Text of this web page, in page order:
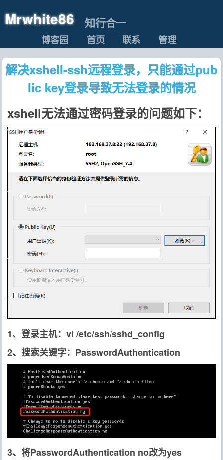
Mrwhite86 知行合一
博客园 首页 联系 管理
解决xshell-ssh远程登录，只能通过pub
lic key登录导致无法登录的情况
xshell无法通过密码登录的问题如下：
1、登录主机：vi /etc/ssh/sshd_config
2、搜索关键字：PasswordAuthentication
3、将PasswordAuthentication no改为yes